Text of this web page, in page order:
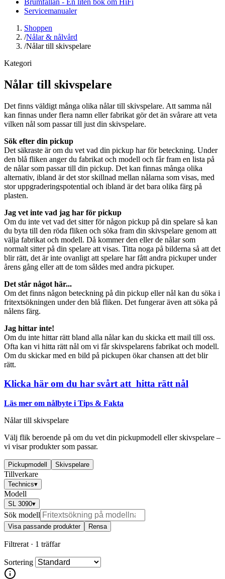
Servicemanualer
Shoppen
/Nålar & nålvård
/Nålar till skivspelare
Kategori
Nålar till skivspelare
Det finns väldigt många olika nålar till skivspelare. Att samma nål
kan finnas under flera namn eller fabrikat gör det än svårare att veta
vilken nål som passar till just din skivspelare.
Sök efter din pickup
Det säkraste är om du vet vad din pickup har för beteckning. Under
den blå fliken anger du fabrikat och modell och får fram en lista på
de nålar som passar till din pickup. Det kan finnas många olika
alternativ, ibland är det stor skillnad mellan nålarna som visas, med
stor uppgraderingspotential och ibland är det bara olika färg på
plasten.
Jag vet inte vad jag har för pickup
Om du inte vet vad det sitter för någon pickup på din spelare så kan
du byta till den röda fliken och söka fram din skivspelare genom att
välja fabrikat och modell. Då kommer den eller de nålar som
normalt sitter på din spelare att visas. Titta noga på bilderna så att det
blir rätt, det är inte ovanligt att spelare har fått andra pickuper under
årens gång eller att de tom såldes med andra pickuper.
Det står något här...
Om det finns någon beteckning på din pickup eller nål kan du söka i
fritextsökningen under den blå fliken. Det fungerar även att söka på
nålens färg.
Jag hittar inte!
Om du inte hittar rätt bland alla nålar kan du skicka ett mail till oss.
Ofta kan vi hitta rätt nål om vi får skivspelarens fabrikat och modell.
Om du skickar med en bild på pickupen ökar chansen att det blir
rätt.
Klicka här om du har svårt att hitta rätt nål
Läs mer om nålbyte i Tips & Fakta
Nålar till skivspelare
Välj flik beroende på om du vet din pickupmodell eller skivspelare –
vi visar produkter som passar.
Pickupmodell Skivspelare
Tillverkare
Technics▾
Modell
SL 3090▾
Sök modell
Visa passande produkter Rensa
Filtrerat · 1 träffar
Sortering